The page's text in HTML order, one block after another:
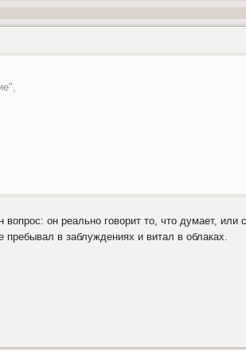
он реально говорит то, что думает,
в заблуждениях и витал в облаках.